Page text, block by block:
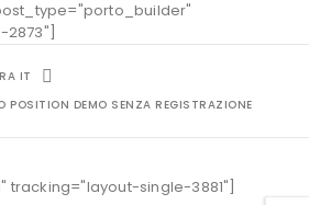
IT
POSITION DEMO SENZA REGISTRAZIONE
tracking="layout-single-3881"]